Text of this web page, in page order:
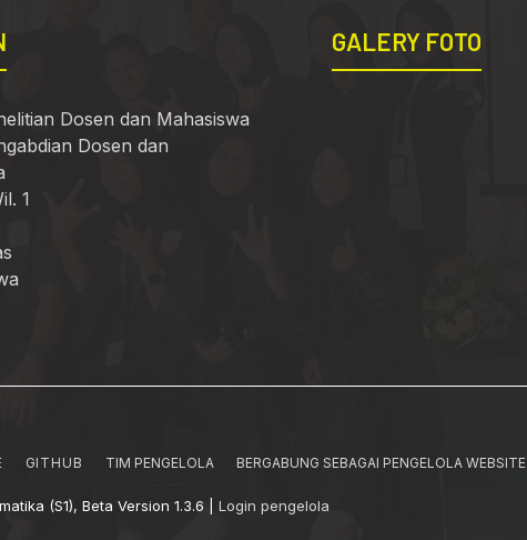
Dosen dan Mahasiswa
Dosen dan
1
GALERY FOTO
GITHUB TIM PENGELOLA BERGABUNG SEBAGAI PENGELOLA WEBSITE
(S1), Beta Version 1.3.6 | Login pengelola